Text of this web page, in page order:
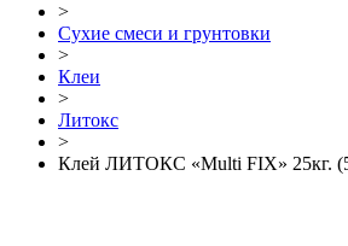
>
Сухие смеси и грунтовки
>
Клеи
>
Литокс
>
Клей ЛИТОКС «Multi FIX» 25кг.